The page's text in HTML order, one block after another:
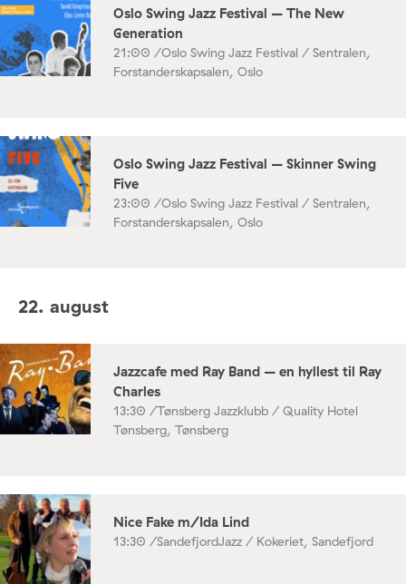
Oslo Swing Jazz Festival – The New
Generation
21:00 /Oslo Swing Jazz Festival / Sentralen,
Forstanderskapsalen, Oslo
Oslo Swing Jazz Festival – Skinner Swing
Five
23:00 /Oslo Swing Jazz Festival / Sentralen,
Forstanderskapsalen, Oslo
22. august
Jazzcafe med Ray Band – en hyllest til Ray
Charles
13:30 /Tønsberg Jazzklubb / Quality Hotel
Tønsberg, Tønsberg
Nice Fake m/Ida Lind
13:30 /SandefjordJazz / Kokeriet, Sandefjord